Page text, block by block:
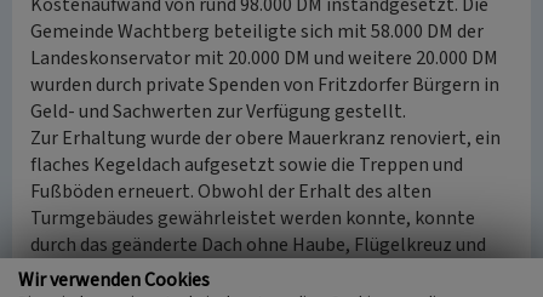
Gemeinde Wachtberg beteiligte sich mit 58.000 DM der
Landeskonservator mit 20.000 DM und weitere 20.000 DM
wurden durch private Spenden von Fritzdorfer Bürgern in
Geld- und Sachwerten zur Verfügung gestellt.
Zur Erhaltung wurde der obere Mauerkranz renoviert, ein
flaches Kegeldach aufgesetzt sowie die Treppen und
Fußböden erneuert. Obwohl der Erhalt des alten
Turmgebäudes gewährleistet werden konnte, konnte
durch das geänderte Dach ohne Haube, Flügelkreuz und
Flügel der eigentliche Charakter der Mühle leider nicht
Wir verwenden Cookies